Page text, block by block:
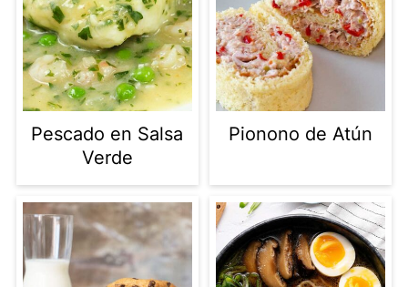
Pescado en Salsa
Verde
Pionono de Atún